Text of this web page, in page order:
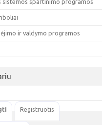
sistemos spartinimo programos
ir valdymo programos
Registruotis